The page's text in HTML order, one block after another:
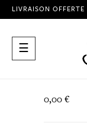
LIVRAISON
Basculer
la
☰
0,00 €